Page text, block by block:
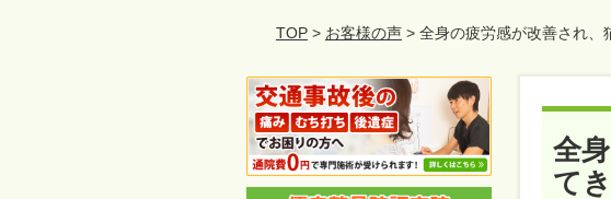
TOP> お客様の声> 全身の疲労感が改善され、
全
て